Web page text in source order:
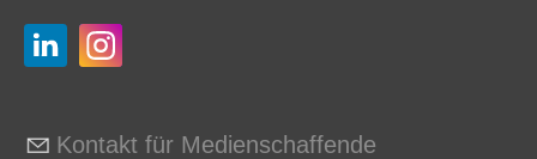
Kontakt für Medienschaffende